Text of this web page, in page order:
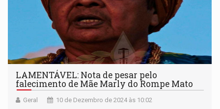
LAMENTÁVEL: Nota de pesar pelo
falecimento de Mãe Marly do Rompe Mato
Geral 10 de Dezembro de 2024 às 10:02